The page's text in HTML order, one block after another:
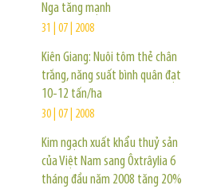
Nga tăng mạnh
31 | 07 | 2008
Kiên Giang: Nuôi tôm thẻ chân
trắng, năng suất bình quân đạt
10-12 tấn/ha
30 | 07 | 2008
Kim ngạch xuất khẩu thuỷ sản
của Việt Nam sang Ôxtrâylia 6
tháng đầu năm 2008 tăng 20%